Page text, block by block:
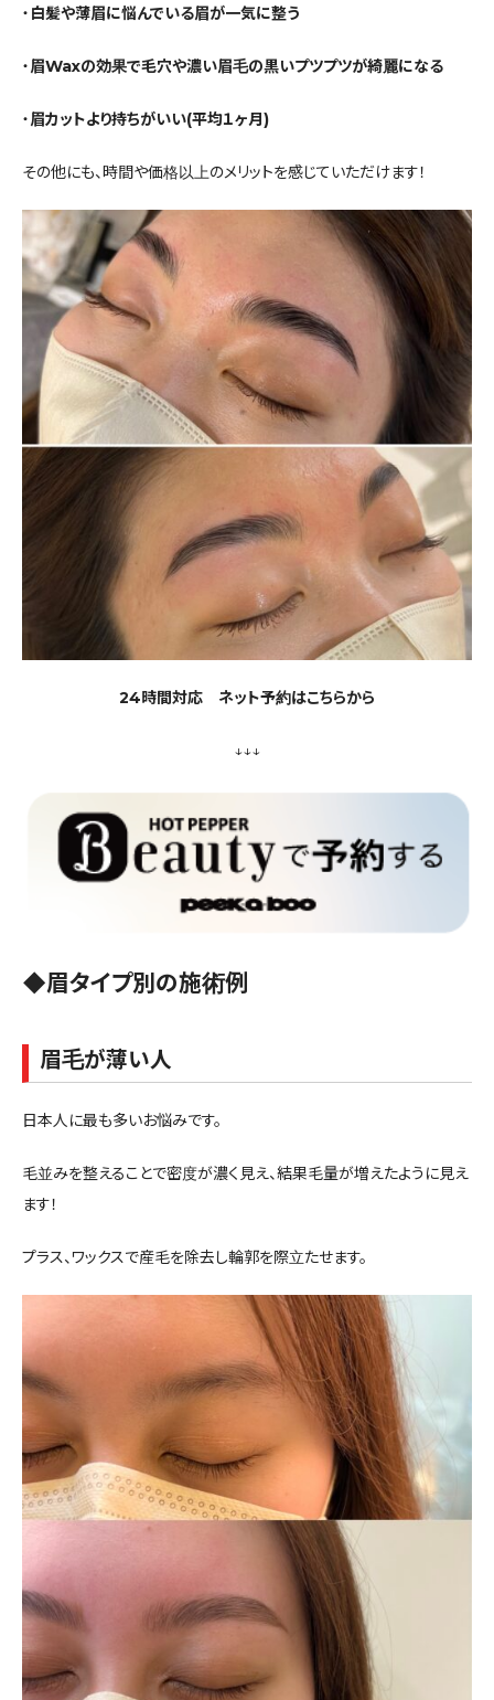
・ 白髪や薄眉に悩んでいる眉が一気に整う
・眉Waxの効果で毛穴や濃い眉毛の黒いプツプツが綺麗になる
・眉カットより持ちがいい(平均１ヶ月)
その他にも、時間や価格以上のメリットを感じていただけます！
24時間対応 ネット予約はこちらから
↓↓↓
◆眉タイプ別の施術例
眉毛が薄い人
日本人に最も多いお悩みです。
毛並みを整えることで密度が濃く見え、結果毛量が増えたように見え
ます！
プラス、ワックスで産毛を除去し輪郭を際立たせます。